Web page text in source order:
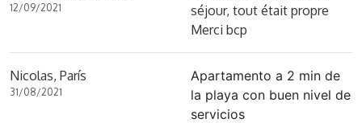
12/09/2021
séjour, tout était propre
Merci bcp
Nicolas, París
31/08/2021
Apartamento a 2 min de
la playa con buen nivel de
servicios